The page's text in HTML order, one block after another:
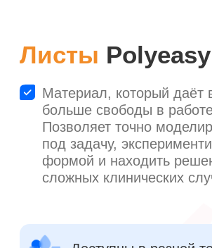
04
Фиксация
Подержите материал в нужном
положении 5-7 минут, пока он не
застынет, обеспечивая точную посадку.
4.1